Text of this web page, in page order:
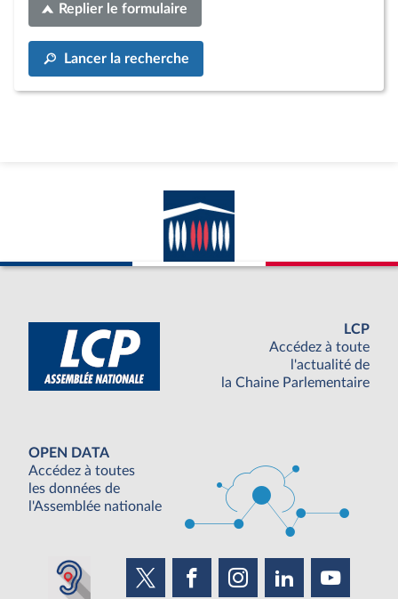
Replier le formulaire
Lancer la recherche
LCP
Accédez à toute
l'actualité de
la Chaine Parlementaire
OPEN DATA
Accédez à toutes
les données de
l'Assemblée nationale